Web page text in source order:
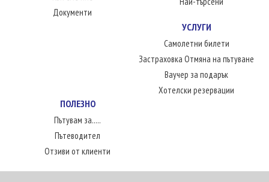
Документи
УСЛУГИ
Самолетни билети
Застраховка Отмяна на пътуване
Ваучер за подарък
Хотелски резервации
ПОЛЕЗНО
Пътувам за.....
Пътеводител
Отзиви от клиенти